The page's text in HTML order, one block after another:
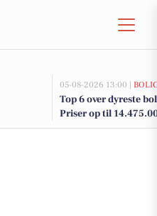
05-08-2026 13:00 |
Top 6 over dyreste
Priser op til